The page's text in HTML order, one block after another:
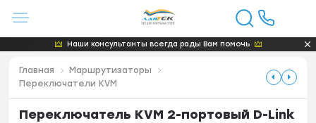
Наши консультанты всегда рады Вам помочь
Главная
Маршрутизаторы
Переключатели KVM
Переключатель KVM 2-портовый D-Link